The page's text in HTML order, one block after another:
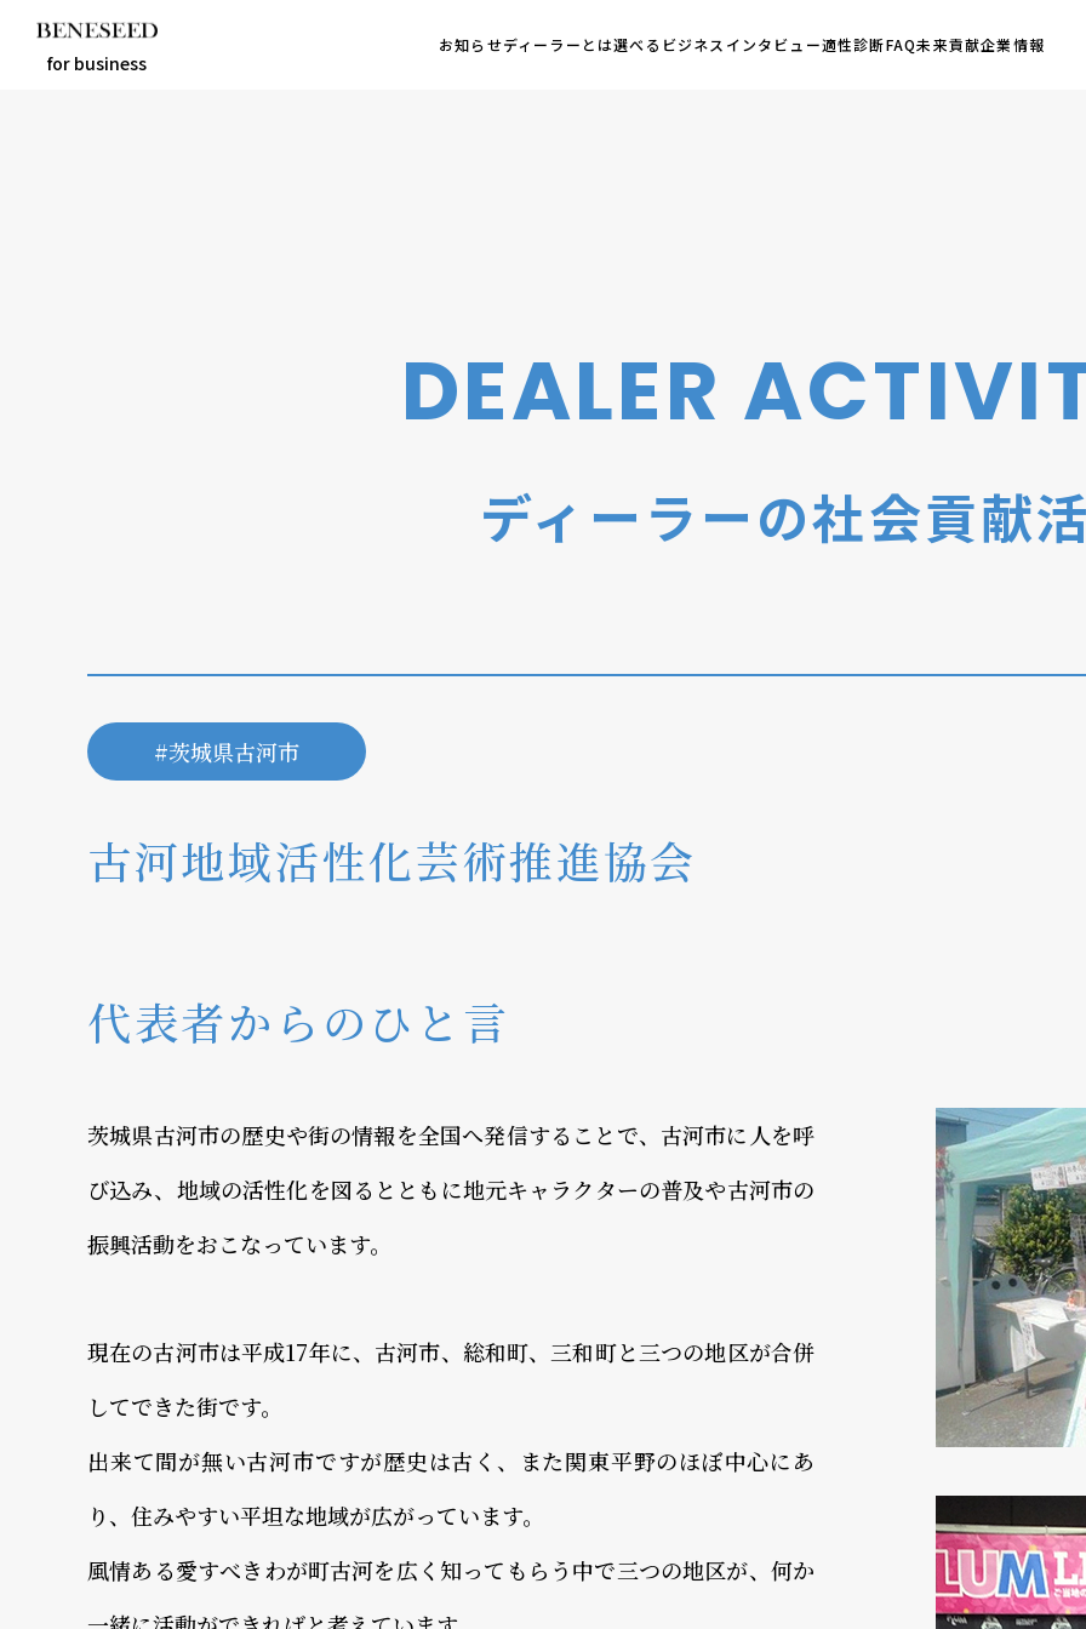
お知らせディーラーとは選べるビジネス インタビュー適性診断FAQ未来貢献企業情報
for business
お知らせディーラーとは選べるビジネス インタビュー適性診断FAQ未来貢献企業情報
DEALER
ディーラーの社会貢献
#茨城県古河市
古河地域活性化芸術推進協会
代表者からのひと言
茨城県古河市の歴史や街の情報を全国へ発信することで、古河市に人を呼
び込み、地域の活性化を図るとともに地元キャラクターの普及や古河市の
振興活動をおこなっています。
現在の古河市は平成17年に、古河市、総和町、三和町と三つの地区が合併
してできた街です。
出来て間が無い古河市ですが歴史は古く、また関東平野のほぼ中心にあ
り、住みやすい平坦な地域が広がっています。
風情ある愛すべきわが町古河を広く知ってもらう中で三つの地区が、何か